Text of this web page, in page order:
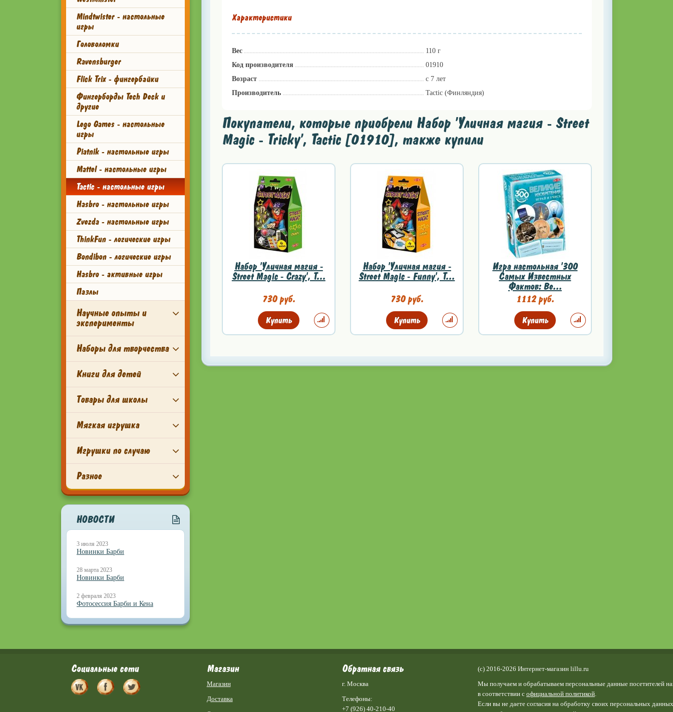
Mindtwister - настольные
игры
Головоломки
Ravensburger
Flick Trix - фингербайки
Фингерборды Tech Deck и
другие
Lego Games - настольные
игры
Piatnik - настольные игры
Mattel - настольные игры
Tactic - настольные игры
Hasbro - настольные игры
Zvezda - настольные игры
ThinkFun - логические игры
Bondibon - логические игры
Hasbro - активные игры
Пазлы
Научные опыты и
эксперименты
Наборы для творчества
Книги для детей
Товары для школы
Мягкая игрушка
Игрушки по случаю
Разное
НОВОСТИ
3 июля 2023
Новинки Барби
28 марта 2023
Новинки Барби
2 февраля 2023
Фотосессия Барби и Кена
Характеристики
Вес
110 г
Код производителя
01910
Возраст
с 7 лет
Производитель
Tactic (Финляндия)
Покупатели, которые приобрели Набор 'Уличная магия - Street
Magic - Tricky', Tactic [01910], также купили
Набор 'Уличная магия -
Street Magic - Crazy', T...
730 руб.
Купить
Набор 'Уличная магия -
Street Magic - Funny', T...
730 руб.
Купить
Игра настольная '300
Самых Известных
Фактов: Ве...
1112 руб.
Купить
Социальные сети Магазин
Магазин
Доставка
Обратная связь
г. Москва
Телефоны:
+7 (926) 40-210-40
(c) 2016-2026 Интернет-магазин lillu.ru
Мы получаем и обрабатываем персональные данные посетителей
в соответствии с официальной политикой.
Если вы не даете согласия на обработку своих персональных